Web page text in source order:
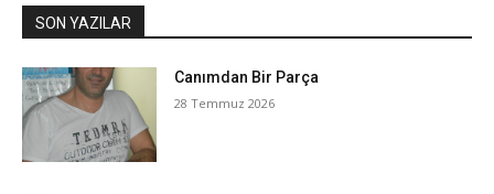
SON YAZILAR
Canımdan Bir Parça
28 Temmuz 2026